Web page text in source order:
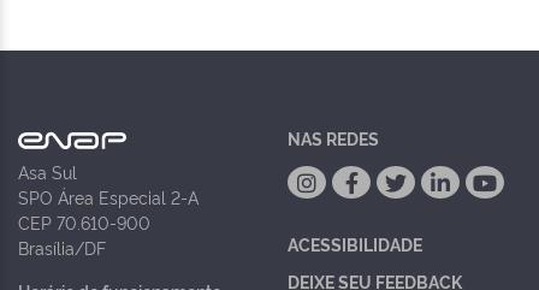
Asa Sul
SPO Área Especial 2-A
CEP 70.610-900
Brasília/DF
NAS REDES
ACESSIBILIDADE
DEIXE SEU FEEDBACK